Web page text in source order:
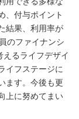
、付与ポイント
結果、利用率が
のファイナンシ
えるライフデザイ
イフステージに
ます。今後も更
上に努めてまい